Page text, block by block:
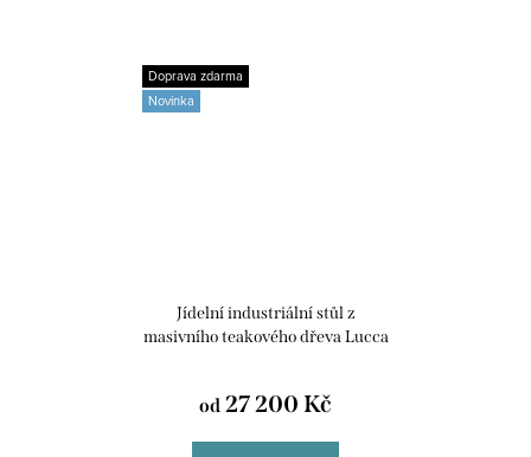
Doprava zdarma
Novinka
Jídelní industriální stůl z
masivního teakového dřeva Lucca
od 27 200 Kč